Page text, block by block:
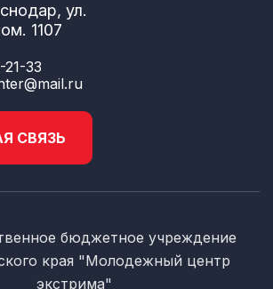
ул.
1107
21-33
СВЯЗЬ
бюджетное учреждение
края "Молодежный центр
экстрима"